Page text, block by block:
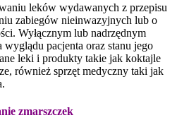
leków wydawanych z przepisu
zabiegów nieinwazyjnych lub o
Wyłącznym lub nadrzędnym
wyglądu pacjenta oraz stanu jego
leki i produkty takie jak koktajle
również sprzęt medyczny taki jak
zmarszczek